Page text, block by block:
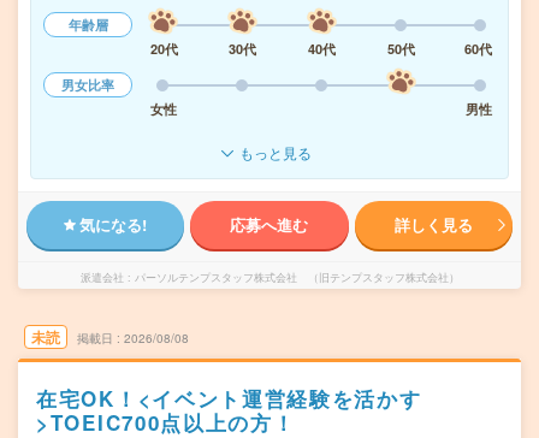
年齢層
20代
30代 40代 50代
60代
男女比率
女性
男性
もっと見る
気になる! 応募へ進む 詳しく見る
派遣会社 パーソルテンプスタッフ株式会社 （旧テンプスタッフ株式会社）
未読 掲載日 2026/08/08
在宅OK！<イベント運営経験を活かす
>TOEIC700点以上の方！